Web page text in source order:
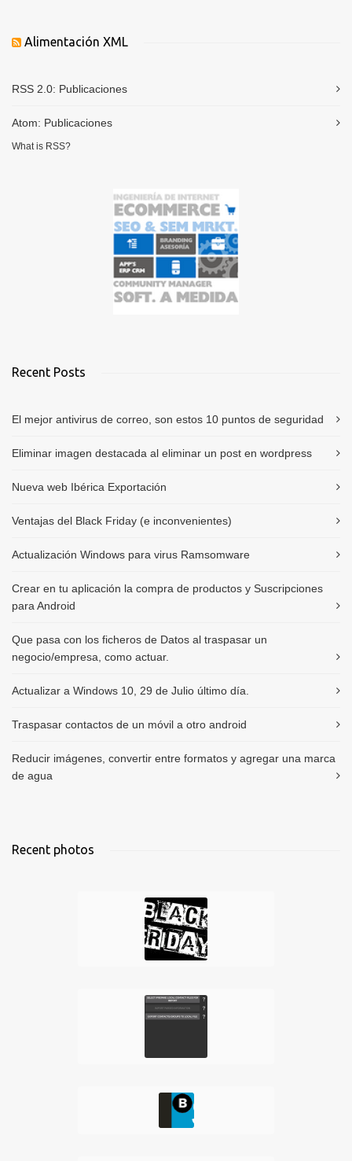
Alimentación XML
RSS 2.0: Publicaciones
Atom: Publicaciones
What is RSS?
Recent Posts
El mejor antivirus de correo, son estos 10 puntos de seguridad
Eliminar imagen destacada al eliminar un post en wordpress
Nueva web Ibérica Exportación
Ventajas del Black Friday (e inconvenientes)
Actualización Windows para virus Ramsomware
Crear en tu aplicación la compra de productos y Suscripciones
para Android
Que pasa con los ficheros de Datos al traspasar un
negocio/empresa, como actuar.
Actualizar a Windows 10, 29 de Julio último día.
Traspasar contactos de un móvil a otro android
Reducir imágenes, convertir entre formatos y agregar una marca
de agua
Recent photos